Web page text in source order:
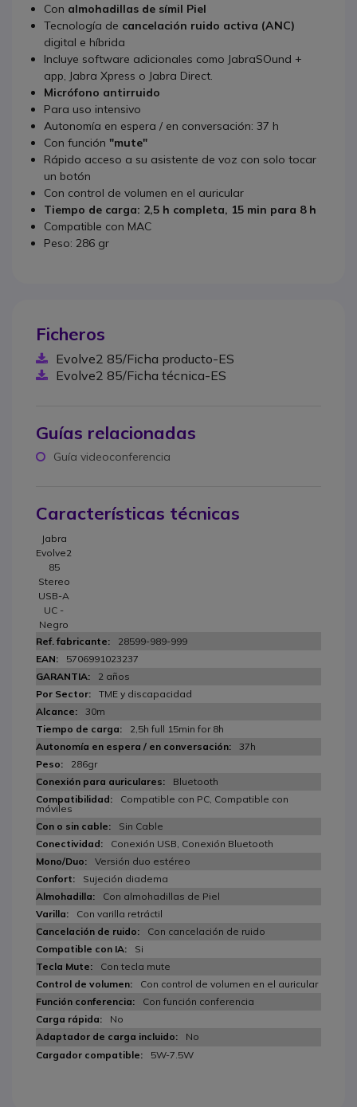
Con almohadillas de símil Piel
Tecnología de cancelación ruido activa (ANC)
digital e híbrida
Incluye software adicionales como JabraSOund +
app, Jabra Xpress o Jabra Direct.
Micrófono antirruido
Para uso intensivo
Autonomía en espera / en conversación: 37 h
Con función "mute"
Rápido acceso a su asistente de voz con solo tocar
un botón
Con control de volumen en el auricular
Tiempo de carga: 2,5 h completa, 15 min para 8 h
Compatible con MAC
Peso: 286 gr
Ficheros
Evolve2 85/Ficha producto-ES
Evolve2 85/Ficha técnica-ES
Guías relacionadas
Guía videoconferencia
Características técnicas
Jabra
Evolve2
85
Stereo
USB-A
UC -
Negro
28599-989-999
5706991023237
2 años
TME y discapacidad
30m
2,5h full 15min for 8h
37h
286gr
Bluetooth
Compatible con PC, Compatible con
móviles
Sin Cable
Conexión USB, Conexión Bluetooth
Versión duo estéreo
Sujeción diadema
Con almohadillas de Piel
Con varilla retráctil
Con cancelación de ruido
Si
Con tecla mute
Con control de volumen en el auricular
Con función conferencia
No
No
5W-7.5W